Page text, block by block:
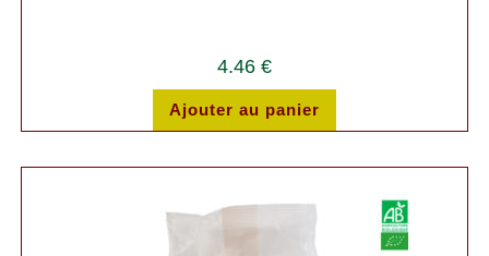
4.46 €
Ajouter au panier